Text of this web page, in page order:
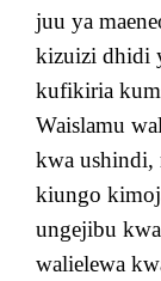
juu ya
kizuizi dhidi
kufikiria
Waislamu
kwa ushindi,
kiungo
ungejibu
walielewa